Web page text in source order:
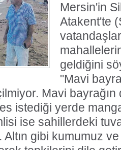
Mersin'in
Atakent'te
geldiğini
"Mavi
Mavi
istediği yerde
ise sahillerdeki
Altın gibi kumumuz